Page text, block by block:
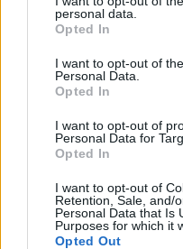
personal data.
Opted In
I want to opt-out of
Personal Data.
Opted In
I want to opt-out of
Personal Data for
Opted In
I want to opt-out of
Retention, Sale, and/
Personal Data that Is
Purposes for which it
Opted Out
Váratlanul
rengeteget költenek
intelligenciára
Megugrottak a költségek